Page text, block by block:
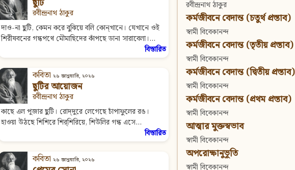
ছুটি
রবীন্দ্রনাথ ঠাকুর
দাও-না ছুটি, কেমন করে বুঝিয়ে বলি কোন্‌খানে। যেখানে ওই
শিরীষবনের গন্ধপথে মৌমাছিদের কাঁপছে ডানা সারাবেলা।...
বিস্তারিত
কবিতা ২৬ জানুয়ারি, ২০২৬
ছুটির আয়োজন
রবীন্দ্রনাথ ঠাকুর
কাছে এল পূজার ছুটি। রোদ্‌‍দুরে লেগেছে চাঁপাফুলের রঙ।
হাওয়া উঠছে শিশিরে শির্‌‍শিরিয়ে, শিউলির গন্ধ এসে...
বিস্তারিত
কবিতা ২৬ জানুয়ারি, ২০২৬
রবীন্দ্রনাথ ঠাকুর
কর্মজীবনে বেদান্ত (চতুর্থ প্রস্তাব)
স্বামী বিবেকানন্দ
কর্মজীবনে বেদান্ত (তৃতীয় প্রস্তাব)
স্বামী বিবেকানন্দ
কর্মজীবনে বেদান্ত (দ্বিতীয় প্রস্তাব)
স্বামী বিবেকানন্দ
কর্মজীবনে বেদান্ত (প্রথম প্রস্তাব)
স্বামী বিবেকানন্দ
আত্মার মুক্তস্বভাব
স্বামী বিবেকানন্দ
অপরোক্ষানুভূতি
স্বামী বিবেকানন্দ